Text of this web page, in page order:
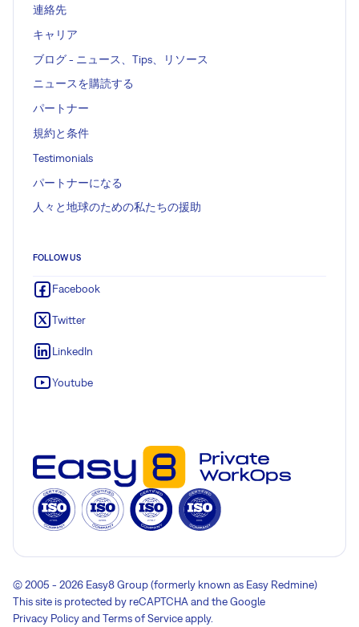
連絡先
キャリア
ブログ - ニュース、Tips、リソース
ニュースを購読する
パートナー
規約と条件
Testimonials
パートナーになる
人々と地球のための私たちの援助
FOLLOW US
Facebook
Twitter
LinkedIn
Youtube
© 2005 - 2026 Easy8 Group (formerly known as Easy Redmine)
This site is protected by reCAPTCHA and the Google
Privacy Policyand Terms of Serviceapply.